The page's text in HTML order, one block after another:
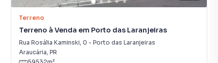
Terreno
Terreno à Venda em Porto das Laranjeiras
Rua Rosália Kaminski, 0 - Porto das Laranjeiras
Araucária, PR